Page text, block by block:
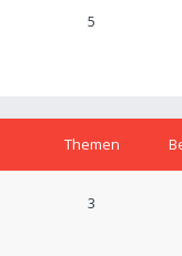
5
Themen
3